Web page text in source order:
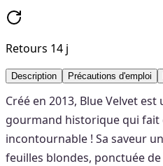
Retours 14 j
Description Précautions d'emploi
Créé en 2013, Blue Velvet
gourmand historique qui fait
incontournable ! Sa saveur
feuilles blondes, ponctuée